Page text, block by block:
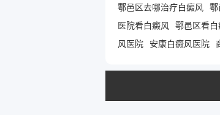
鄠邑区去哪治疗白癜风
医院看白癜风 鄠邑区看
风医院 安康白癜风医院